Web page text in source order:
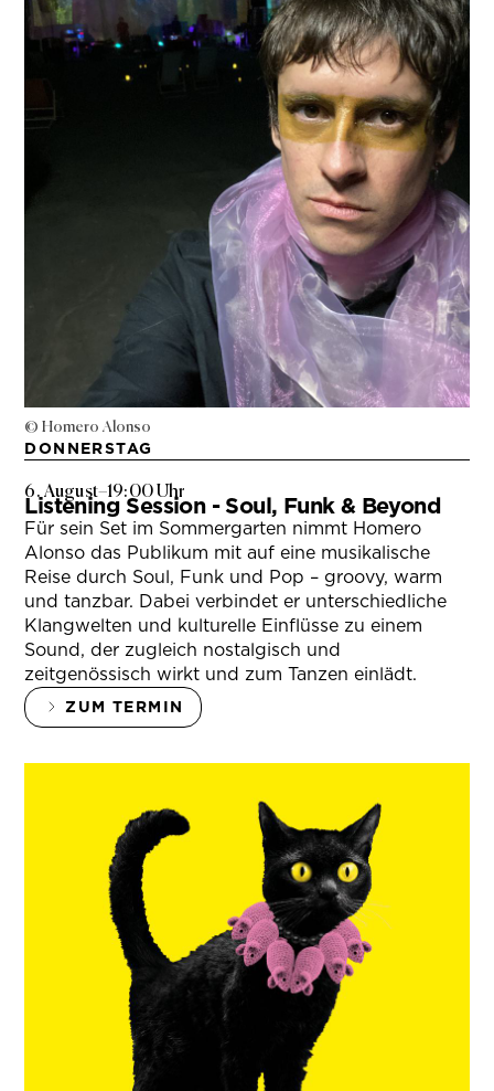
© Homero Alonso
DONNERSTAG
6. August–19:00 Uhr
Listening Session - Soul, Funk & Beyond
Für sein Set im Sommergarten nimmt Homero
Alonso das Publikum mit auf eine musikalische
Reise durch Soul, Funk und Pop – groovy, warm
und tanzbar. Dabei verbindet er unterschiedliche
Klangwelten und kulturelle Einflüsse zu einem
Sound, der zugleich nostalgisch und
zeitgenössisch wirkt und zum Tanzen einlädt.
ZUM TERMIN